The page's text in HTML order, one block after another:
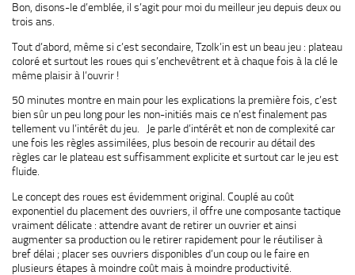
Bon, disons-le d’emblée, il s’agit pour moi du meilleur jeu depuis deux ou
trois ans.
Tout d’abord, même si c’est secondaire, Tzolk’in est un beau jeu : plateau
coloré et surtout les roues qui s’enchevêtrent et à chaque fois à la clé le
même plaisir à l’ouvrir !
50 minutes montre en main pour les explications la première fois, c’est
bien sûr un peu long pour les non-initiés mais ce n’est finalement pas
tellement vu l’intérêt du jeu. Je parle d’intérêt et non de complexité car
une fois les règles assimilées, plus besoin de recourir au détail des
règles car le plateau est suffisamment explicite et surtout car le jeu est
fluide.
Le concept des roues est évidemment original. Couplé au coût
exponentiel du placement des ouvriers, il offre une composante tactique
vraiment délicate : attendre avant de retirer un ouvrier et ainsi
augmenter sa production ou le retirer rapidement pour le réutiliser à
bref délai ; placer ses ouvriers disponibles d’un coup ou le faire en
plusieurs étapes à moindre coût mais à moindre productivité.